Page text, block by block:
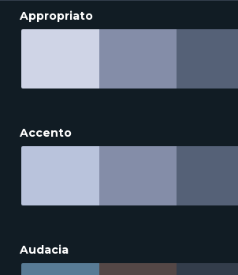
Appropriato
Accento
Audacia